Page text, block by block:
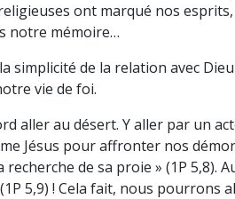
ont marqué nos
notre mémoire…
simplicité de la relation avec
vie de foi.
aller au désert. Y aller par un
Jésus pour affronter nos
de sa proie » (1P 5,8).
5,9) ! Cela fait, nous pourrons